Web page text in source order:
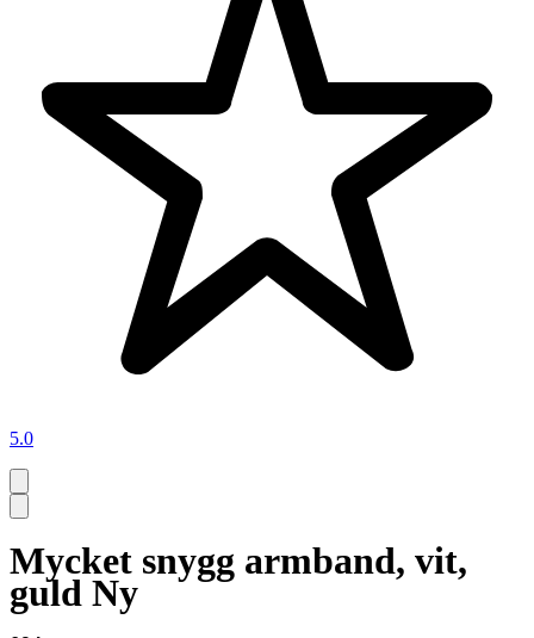
5.0
Mycket snygg armband, vit,
guld Ny